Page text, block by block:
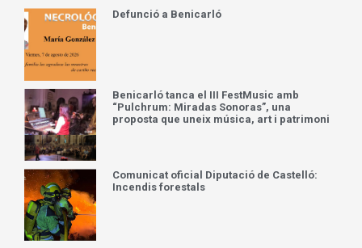
Defunció a Benicarló
Benicarló tanca el III FestMusic amb
“Pulchrum: Miradas Sonoras”, una
proposta que uneix música, art i patrimoni
Comunicat oficial Diputació de Castelló:
Incendis forestals